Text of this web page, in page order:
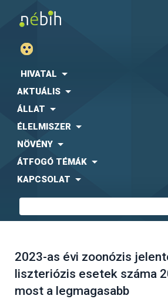
HIVATAL
AKTUÁLIS
ÁLLAT
ÉLELMISZER
NÖVÉNY
ÁTFOGÓ TÉMÁK
KAPCSOLAT
2023-as évi zoonózis
liszteriózis esetek száma
most a legmagasabb